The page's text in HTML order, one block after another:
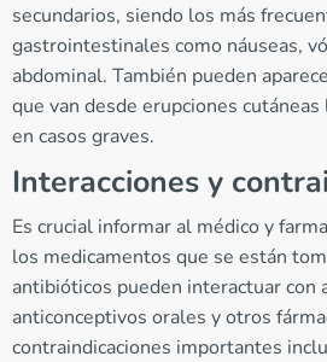
secundarios, siendo los más
gastrointestinales como náuseas,
abdominal. También pueden
que van desde erupciones
en casos graves.
Interacciones y
Es crucial informar al médico y
los medicamentos que se están
antibióticos pueden interactuar con
anticonceptivos orales y otros
contraindicaciones importantes